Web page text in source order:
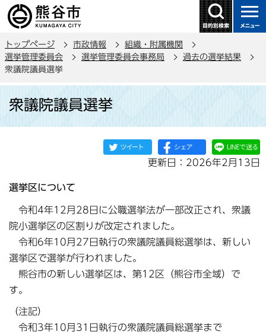
の
ー
ジ
で
トップページ 市政情報
組織・附属機関
選挙管理委員会
選挙管理委員会事務局
過去の選挙結果
衆議院議員選挙
衆議院議員選挙
更新日：2026年2月13日
選挙区について
令和4年12月28日に公職選挙法が一部改正され、衆議
院小選挙区の区割りが改定されました。
令和6年10月27日執行の衆議院議員総選挙は、新しい
選挙区で選挙が行われました。
熊谷市の新しい選挙区は、第12区（熊谷市全域）で
す。
（注記）
令和3年10月31日執行の衆議院議員総選挙まで